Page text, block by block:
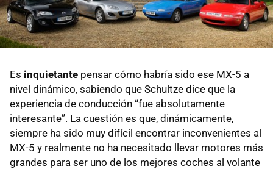
Es inquietante pensar cómo habría sido ese MX-5 a
nivel dinámico, sabiendo que Schultze dice que la
experiencia de conducción “fue absolutamente
interesante”. La cuestión es que, dinámicamente,
siempre ha sido muy difícil encontrar inconvenientes al
MX-5 y realmente no ha necesitado llevar motores más
grandes para ser uno de los mejores coches al volante